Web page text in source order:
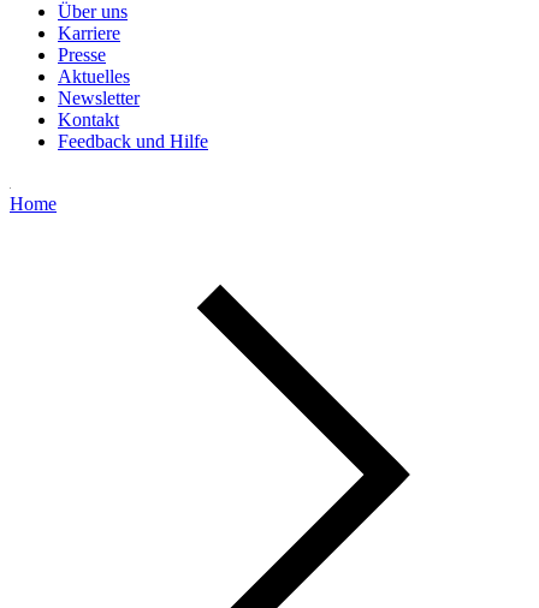
Über uns
Karriere
Presse
Aktuelles
Newsletter
Kontakt
Feedback und Hilfe
Home